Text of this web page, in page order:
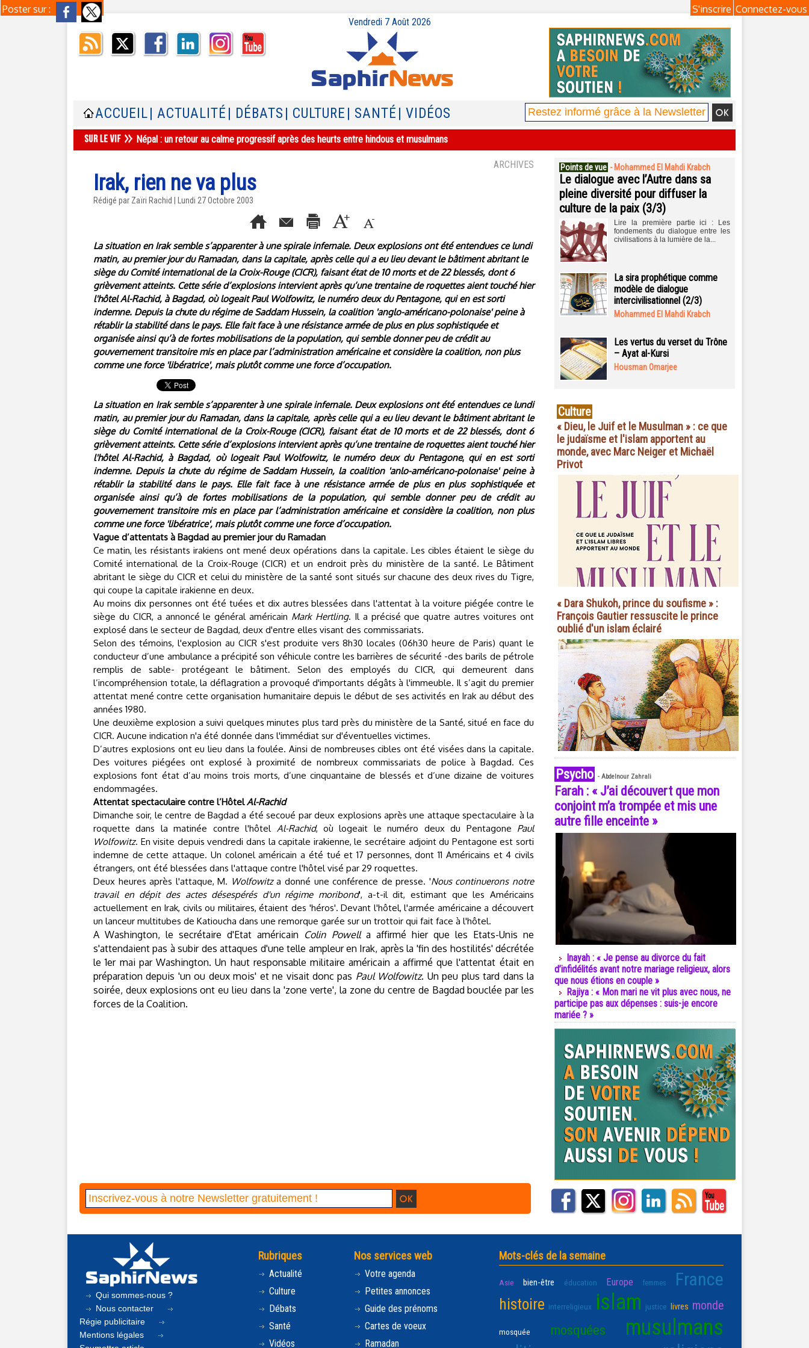
Poster sur : Connectez-vous
S'inscrire
Vendredi 7 Août 2026
ACCUEIL | ACTUALITÉ | DÉBATS | CULTURE | SANTÉ | VIDÉOS
Népal : un retour au calme progressif après des heurts entre hindous et musulmans
ARCHIVES
Irak, rien ne va plus
Rédigé par Zaïri Rachid | Lundi 27 Octobre 2003
La situation en Irak semble s’apparenter à une spirale infernale. Deux explosions ont été entendues ce lundi
matin, au premier jour du Ramadan, dans la capitale, après celle qui a eu lieu devant le bâtiment abritant le
siège du Comité international de la Croix-Rouge (CICR), faisant état de 10 morts et de 22 blessés, dont 6
grièvement atteints. Cette série d’explosions intervient après qu’une trentaine de roquettes aient touché hier
l'hôtel Al-Rachid, à Bagdad, où logeait Paul Wolfowitz, le numéro deux du Pentagone, qui en est sorti
indemne. Depuis la chute du régime de Saddam Hussein, la coalition 'anglo-américano-polonaise' peine à
rétablir la stabilité dans le pays. Elle fait face à une résistance armée de plus en plus sophistiquée et
organisée ainsi qu’à de fortes mobilisations de la population, qui semble donner peu de crédit au
gouvernement transitoire mis en place par l’administration américaine et considère la coalition, non plus
comme une force 'libératrice', mais plutôt comme une force d’occupation.
La situation en Irak semble s’apparenter à une spirale infernale. Deux explosions ont été entendues ce lundi
matin, au premier jour du Ramadan, dans la capitale, après celle qui a eu lieu devant le bâtiment abritant le
siège du Comité international de la Croix-Rouge (CICR), faisant état de 10 morts et de 22 blessés, dont 6
grièvement atteints. Cette série d’explosions intervient après qu’une trentaine de roquettes aient touché hier
l'hôtel Al-Rachid, à Bagdad, où logeait Paul Wolfowitz, le numéro deux du Pentagone,qui en est sorti
indemne. Depuis la chute du régime de Saddam Hussein, la coalition 'anlo-américano-polonaise' peine à
rétablir la stabilité dans le pays. Elle fait face à une résistance armée de plus en plus sophistiquée et
organisée ainsi qu’à de fortes mobilisations de la population, qui semble donner peu de crédit au
gouvernement transitoire mis en place par l’administration américaine et considère la coalition, non plus
comme une force 'libératrice', mais plutôt comme une force d’occupation.
Vague d’attentats à Bagdad au premier jour du Ramadan
Ce matin, les résistants irakiens ont mené deux opérations dans la capitale. Les cibles étaient le siège du
Comité international de la Croix-Rouge (CICR) et un endroit près du ministère de la santé. Le Bâtiment
abritant le siège du CICR et celui du ministère de la santé sont situés sur chacune des deux rives du Tigre,
qui coupe la capitale irakienne en deux.
Au moins dix personnes ont été tuées et dix autres blessées dans l'attentat à la voiture piégée contre le
siège du CICR, a annoncé le général américain Mark Hertling. Il a précisé que quatre autres voitures ont
explosé dans le secteur de Bagdad, deux d'entre elles visant des commissariats.
Selon des témoins, l'explosion au CICR s'est produite vers 8h30 locales(06h30 heure de Paris) quant le
conducteur d’une ambulance a précipité son véhicule contre les barrières de sécurité -des barils de pétrole
remplis de sable- protégeant le bâtiment. Selon des employés du CICR, qui demeurent dans
l’incompréhension totale, la déflagration a provoqué d'importants dégâts à l'immeuble. Il s’agit du premier
attentat mené contre cette organisation humanitaire depuis le début de ses activités en Irak au début des
années 1980.
Une deuxième explosion a suivi quelques minutes plus tard près du ministère de la Santé, situé en face du
CICR. Aucune indication n'a été donnée dans l'immédiat sur d'éventuelles victimes.
D’autres explosions ont eu lieu dans la foulée. Ainsi de nombreuses cibles ont été visées dans la capitale.
Des voitures piégées ont explosé à proximité de nombreux commissariats de police à Bagdad. Ces
explosions font état d’au moins trois morts, d’une cinquantaine de blessés et d’une dizaine de voitures
endommagées.
Attentat spectaculaire contre l’HôtelAl-Rachid
Dimanche soir, le centre de Bagdad a été secoué par deux explosions après une attaquespectaculaire à la
roquettedans la matinée contre l'hôtel Al-Rachid, où logeait le numéro deux du Pentagone Paul
Wolfowitz. En visite depuis vendredi dans la capitale irakienne, le secrétaire adjoint du Pentagone est sorti
indemne de cette attaque. Un colonel américain a été tué et 17 personnes, dont 11 Américains et 4 civils
étrangers, ont été blessées dans l'attaque contre l'hôtel visé par 29 roquettes.
Deux heures après l'attaque, M. Wolfowitza donné une conférence de presse. 'Nous continuerons notre
travail en dépit des actes désespérés d'un régime moribond', a-t-il dit, estimant que les Américains
actuellement en Irak, civils ou militaires, étaient des 'héros'. Devant l'hôtel, l'armée américaine a découvert
un lanceur multitubes de Katioucha dans une remorque garée sur un trottoir qui fait face à l'hôtel.
A Washington, le secrétaire d'Etat américain Colin Powella affirmé hier que les Etats-Unis ne
s'attendaient pas à subir des attaques d'une telle ampleur en Irak, après la 'fin des hostilités' décrétée
le 1er mai par Washington. Un haut responsable militaire américain a affirmé que l'attentat était en
préparation depuis 'un ou deux mois' et ne visait donc pas Paul Wolfowitz. Un peu plus tard dans la
soirée, deux explosions ont eu lieu dans la 'zone verte', la zone du centre de Bagdad bouclée par les
forces de la Coalition.
Points de vue - Mohammed El Mahdi Krabch
Le dialogue avec l’Autre dans sa
pleine diversité pour diffuser la
culture de la paix (3/3)
Lire la première partie ici : Les
fondements du dialogue entre les
civilisations à la lumière de la...
La sira prophétique comme
modèle de dialogue
intercivilisationnel (2/3)
Mohammed El Mahdi Krabch
Les vertus du verset du Trône
– Ayat al-Kursi
Housman Omarjee
Culture
« Dieu, le Juif et le Musulman » : ce que
le judaïsme et l'islam apportent au
monde, avec Marc Neiger et Michaël
Privot
« Dara Shukoh, prince du soufisme » :
François Gautier ressuscite le prince
oublié d'un islam éclairé
Psycho - Abdelnour Zahrali
Farah : « J’ai découvert que mon
conjoint m’a trompée et mis une
autre fille enceinte »
Inayah : « Je pense au divorce du fait
d’infidélités avant notre mariage religieux, alors
que nous étions en couple »
Rajiya : « Mon mari ne vit plus avec nous, ne
participe pas aux dépenses : suis-je encore
mariée ? »
Qui sommes-nous ?
Nous contacter
Régie publicitaire
Mentions légales
Rubriques
Actualité
Culture
Débats
Santé
Vidéos
Nos services web
Votre agenda
Petites annonces
Guide des prénoms
Cartes de voeux
Ramadan
Mots-clés de la semaine
Asie bien-être éducation Europe femmes France
histoire interreligieux islam justice livres monde
mosquée mosquées musulmans